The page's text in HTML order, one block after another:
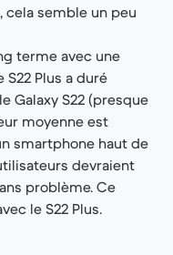
cela semble un peu
terme avec une
Plus a duré
Galaxy S22 (presque
moyenne est
smartphone haut de
devraient
problème. Ce
le S22 Plus.